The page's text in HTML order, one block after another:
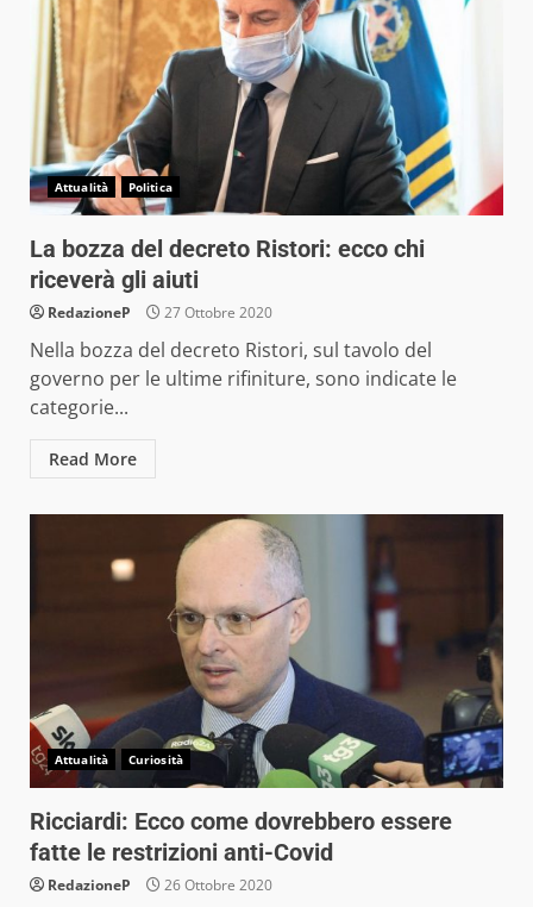
Attualità Politica
La bozza del decreto Ristori: ecco chi
riceverà gli aiuti
RedazioneP 27 Ottobre 2020
Nella bozza del decreto Ristori, sul tavolo del
governo per le ultime rifiniture, sono indicate le
categorie...
Read More
Attualità Curiosità
Ricciardi: Ecco come dovrebbero essere
fatte le restrizioni anti-Covid
RedazioneP 26 Ottobre 2020